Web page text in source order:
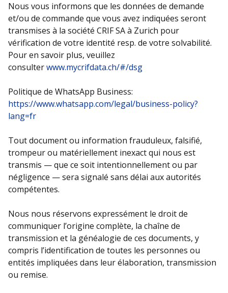
Nous vous informons que les données de demande
et/ou de commande que vous avez indiquées seront
transmises à la société CRIF SA à Zurich pour
vérification de votre identité resp. de votre solvabilité.
Pour en savoir plus, veuillez
consulterwww.mycrifdata.ch/#/dsg
Politique de WhatsApp Business:
https://www.whatsapp.com/legal/business-policy?
lang=fr
Tout document ou information frauduleux, falsifié,
trompeur ou matériellement inexact qui nous est
transmis — que ce soit intentionnellement ou par
négligence — sera signalé sans délai aux autorités
compétentes.
Nous nous réservons expressément le droit de
communiquer l’origine complète, la chaîne de
transmission et la généalogie de ces documents, y
compris l’identification de toutes les personnes ou
entités impliquées dans leur élaboration, transmission
ou remise.